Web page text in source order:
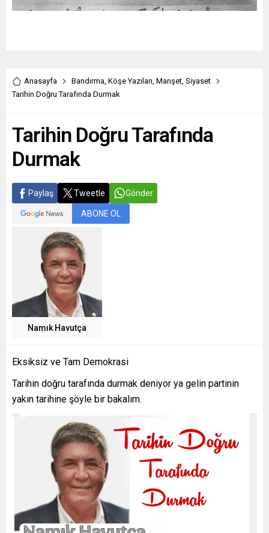
Anasayfa Bandırma, Köşe Yazıları, Manşet, Siyaset
Tarihin Doğru Tarafında Durmak
Tarihin Doğru Tarafında
Durmak
Paylaş Tweetle Gönder
ABONE OL
Namık Havutça
Eksiksiz ve Tam Demokrasi
Tarihin doğru tarafında durmak deniyor ya gelin partinin
yakın tarihine şöyle bir bakalım.